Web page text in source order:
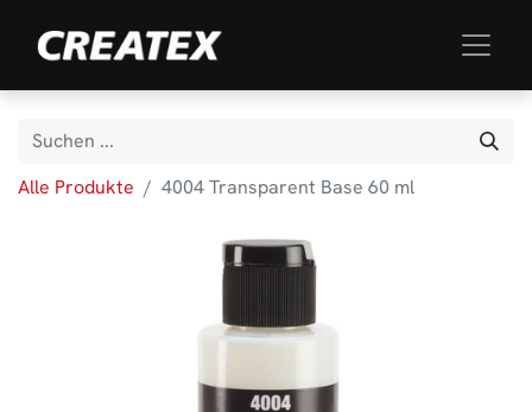
Alle Produkte 4004 Transparent Base 60 ml